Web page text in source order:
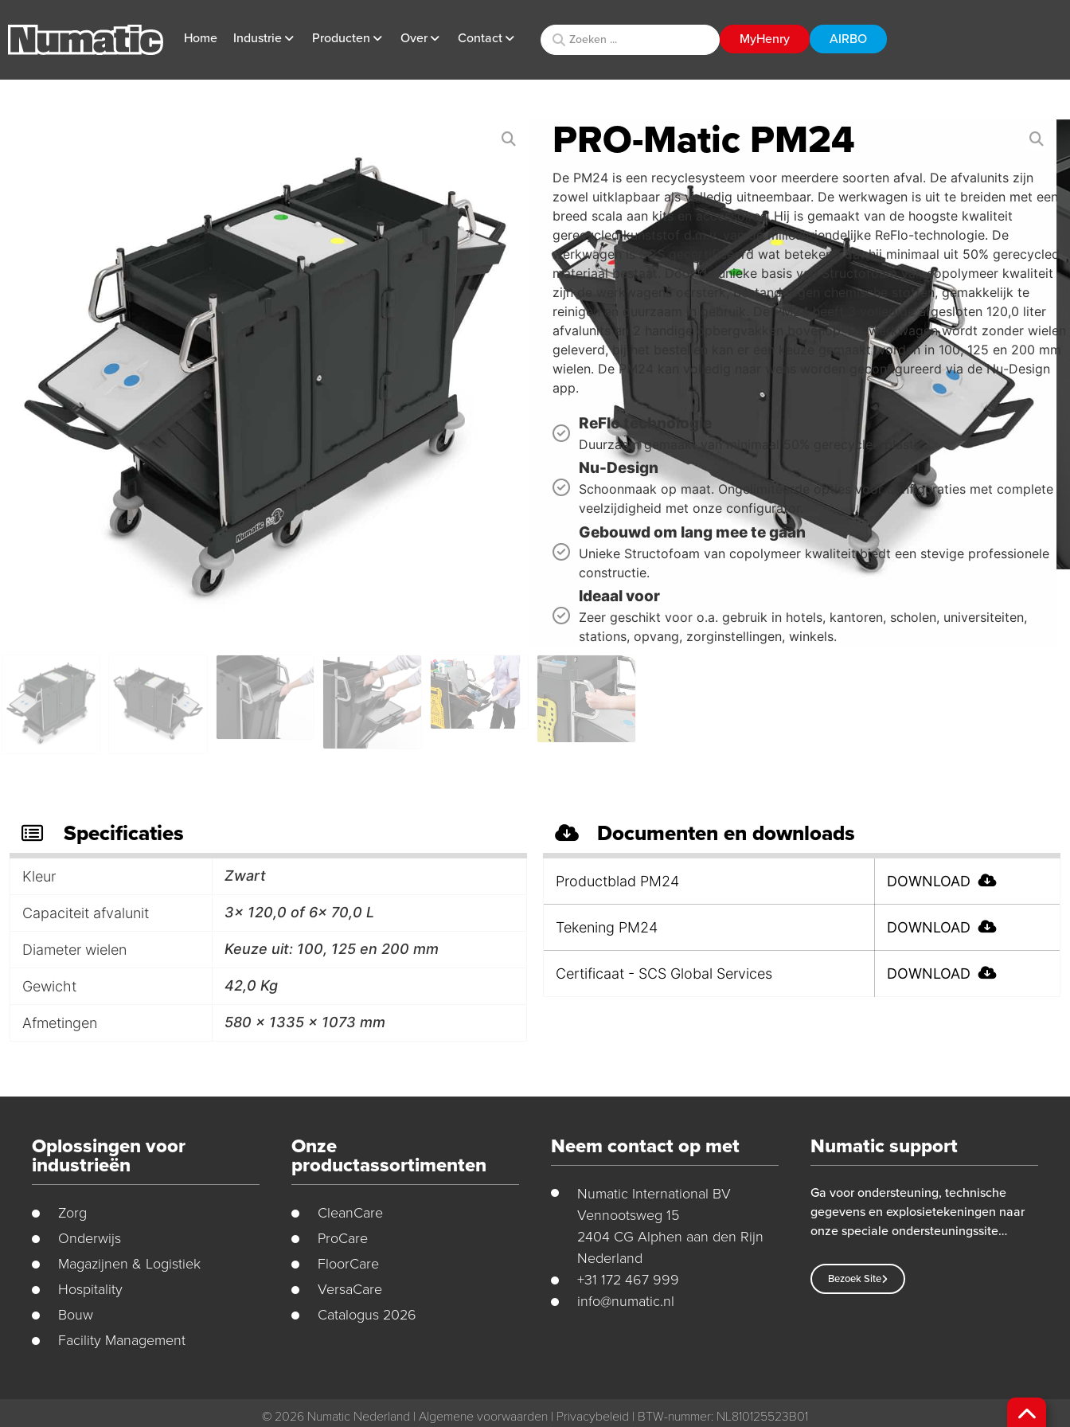
Home Industrie Producten Over Contact MyHenry AIRBO
PRO-Matic PM24
De PM24 is een recyclesysteem voor meerdere soorten afval. De afvalunits zijn
zowel uitklapbaar als volledig uitneembaar. De werkwagen is uit te breiden met een
breed scala aan kits en accessoires. Hij is gemaakt van de hoogste kwaliteit
gerecycled kunststof d.m.v. van de milieuvriendelijke ReFlo-technologie. De
werkwagen is SCS gecertificeerd wat betekend dat hij minimaal uit 50% gerecycled
materiaal bestaat. Door de unieke basis van Structofoam van copolymeer kwaliteit
zijn de werkwagens oersterk, bestand tegen chemische stoffen, gemakkelijk te
reinigen en duurzaam in gebruik. De PM24 heeft 3 volledige afgesloten 120,0 liter
afvalunits en 2 handige opbergvakken bovenop. De werkwagen wordt zonder wielen
geleverd, bij het bestellen kan er een keuze gemaakt worden in 100, 125 en 200 mm
wielen. De PM24 kan volledig naar wens worden geconfigureerd via de Nu-Design
app.
ReFlo technologie
Duurzaam gemaakt van minimaal 50% gerecycled plastic.
Nu-Design
Schoonmaak op maat. Ongelimiteerde opties voor configuraties met complete
veelzijdigheid met onze configurator.
Gebouwd om lang mee te gaan
Unieke Structofoam van copolymeer kwaliteit biedt een stevige professionele
constructie.
Ideaal voor
Zeer geschikt voor o.a. gebruik in hotels, kantoren, scholen, universiteiten,
stations, opvang, zorginstellingen, winkels.
Specificaties
Kleur Zwart
Capaciteit afvalunit 3x 120,0 of 6x 70,0 L
Diameter wielen Keuze uit: 100, 125 en 200 mm
Gewicht 42,0 Kg
Afmetingen 580 x 1335 x 1073 mm
Documenten en downloads
Productblad PM24 DOWNLOAD
Tekening PM24 DOWNLOAD
Certificaat - SCS Global Services DOWNLOAD
Oplossingen voor
industrieën
Zorg
Onderwijs
Magazijnen & Logistiek
Hospitality
Bouw
Facility Management
Onze
productassortimenten
CleanCare
ProCare
FloorCare
VersaCare
Catalogus 2026
Neem contact op met
Numatic International BV
Vennootsweg 15
2404 CG Alphen aan den Rijn
Nederland
+31 172 467 999
info@numatic.nl
Numatic support
Ga voor ondersteuning, technische
gegevens en explosietekeningen naar
onze speciale ondersteuningssite…
Bezoek Site
© 2026 Numatic Nederland | Algemene voorwaarden | Privacybeleid | BTW-nummer: NL810125523B01